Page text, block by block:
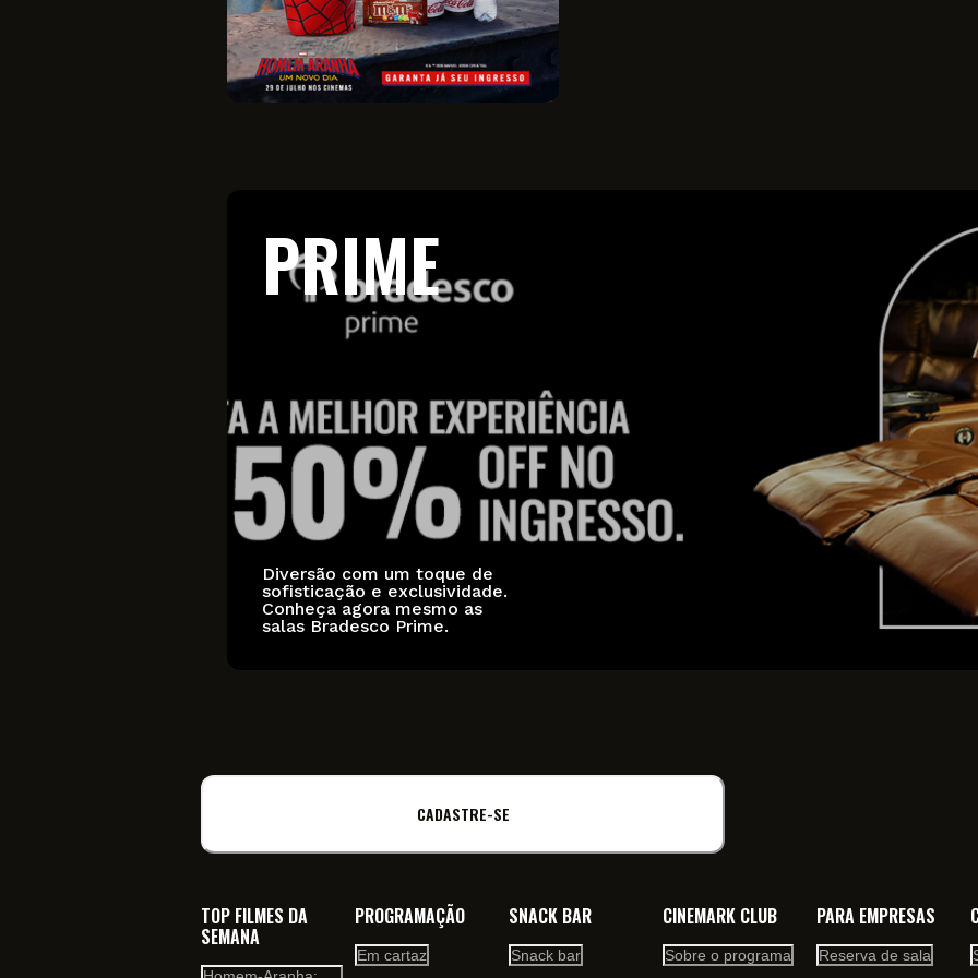
PRIME
Diversão com um toque de
sofisticação e exclusividade.
Conheça agora mesmo as
salas Bradesco Prime.
CADASTRE-SE
TOP FILMES DA
SEMANA
PROGRAMAÇÃO
Em cartaz
SNACK BAR
Snack bar
CINEMARK CLUB
Sobre o programa
PARA EMPRESAS
Reserva de sala